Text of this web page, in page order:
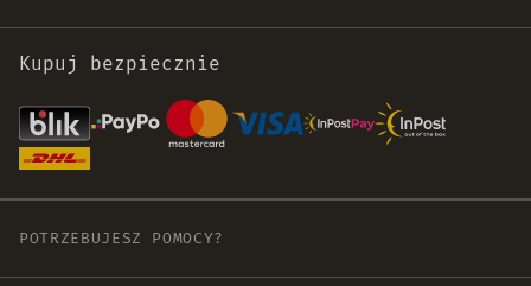
Kupuj bezpiecznie
POTRZEBUJESZ POMOCY?